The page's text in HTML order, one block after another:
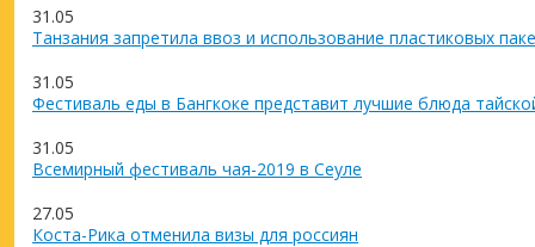
31.05
Танзания запретила ввоз и использование пластиковых
31.05
Фестиваль еды в Бангкоке представит лучшие блюда
31.05
Всемирный фестиваль чая-2019 в Сеуле
27.05
Коста-Рика отменила визы для россиян